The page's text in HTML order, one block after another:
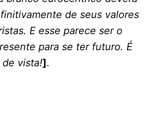
de seus valores
E esse parece ser o
para se ter futuro. É
vista!].